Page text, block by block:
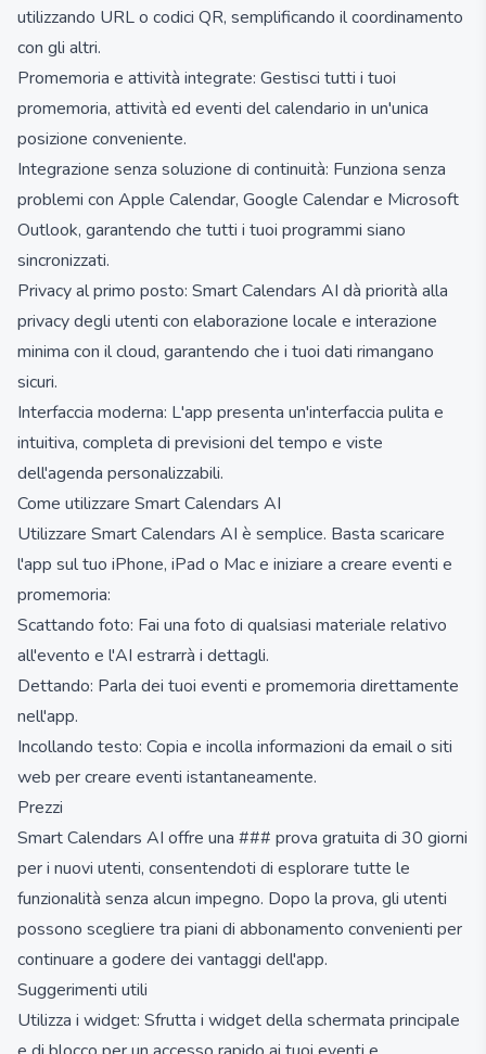
utilizzando URL o codici QR, semplificando il coordinamento
con gli altri.
Promemoria e attività integrate: Gestisci tutti i tuoi
promemoria, attività ed eventi del calendario in un'unica
posizione conveniente.
Integrazione senza soluzione di continuità: Funziona senza
problemi con Apple Calendar, Google Calendar e Microsoft
Outlook, garantendo che tutti i tuoi programmi siano
sincronizzati.
Privacy al primo posto: Smart Calendars AI dà priorità alla
privacy degli utenti con elaborazione locale e interazione
minima con il cloud, garantendo che i tuoi dati rimangano
sicuri.
Interfaccia moderna: L'app presenta un'interfaccia pulita e
intuitiva, completa di previsioni del tempo e viste
dell'agenda personalizzabili.
Come utilizzare Smart Calendars AI
Utilizzare Smart Calendars AI è semplice. Basta scaricare
l'app sul tuo iPhone, iPad o Mac e iniziare a creare eventi e
promemoria:
Scattando foto: Fai una foto di qualsiasi materiale relativo
all'evento e l'AI estrarrà i dettagli.
Dettando: Parla dei tuoi eventi e promemoria direttamente
nell'app.
Incollando testo: Copia e incolla informazioni da email o siti
web per creare eventi istantaneamente.
Prezzi
Smart Calendars AI offre una ### prova gratuita di 30 giorni
per i nuovi utenti, consentendoti di esplorare tutte le
funzionalità senza alcun impegno. Dopo la prova, gli utenti
possono scegliere tra piani di abbonamento convenienti per
continuare a godere dei vantaggi dell'app.
Suggerimenti utili
Utilizza i widget: Sfrutta i widget della schermata principale